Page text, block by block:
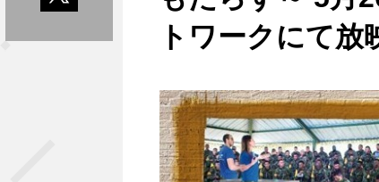
トワークにて放